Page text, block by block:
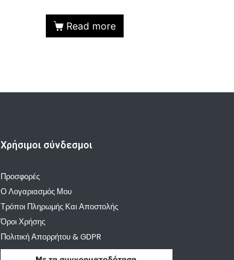
Read more
Χρήσιμοι σύνδεσμοι
Προσφορές
Ο Λογαριασμός Μου
Τρόποι Πληρωμής Και Αποστολής
Όροι Χρήσης
Πολιτική Απορρήτου & GDPR